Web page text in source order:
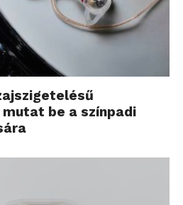
be a színpadi